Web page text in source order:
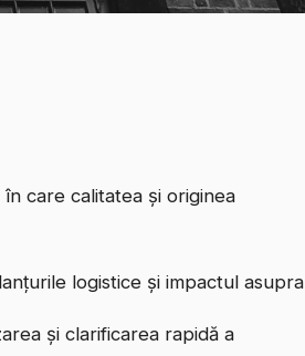
care calitatea și originea
logistice și impactul asupra
și clarificarea rapidă a